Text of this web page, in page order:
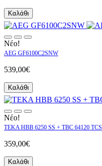
Καλάθι
Νέο!
AEG GF6100C2SNW
539,00€
Καλάθι
Νέο!
TEKA HBB 6250 SS + TBC 64120 TCS
359,00€
Καλάθι